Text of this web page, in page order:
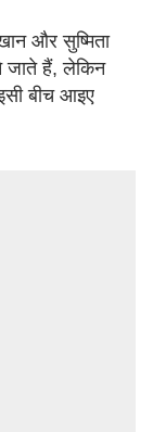
और सुष्मिता
जाते हैं, लेकिन
बीच आइए